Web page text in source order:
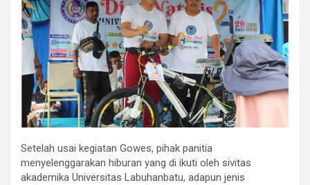
Setelah usai kegiatan Gowes, pihak panitia
menyelenggarakan hiburan yang di ikuti oleh sivitas
akademika Universitas Labuhanbatu, adapun jenis